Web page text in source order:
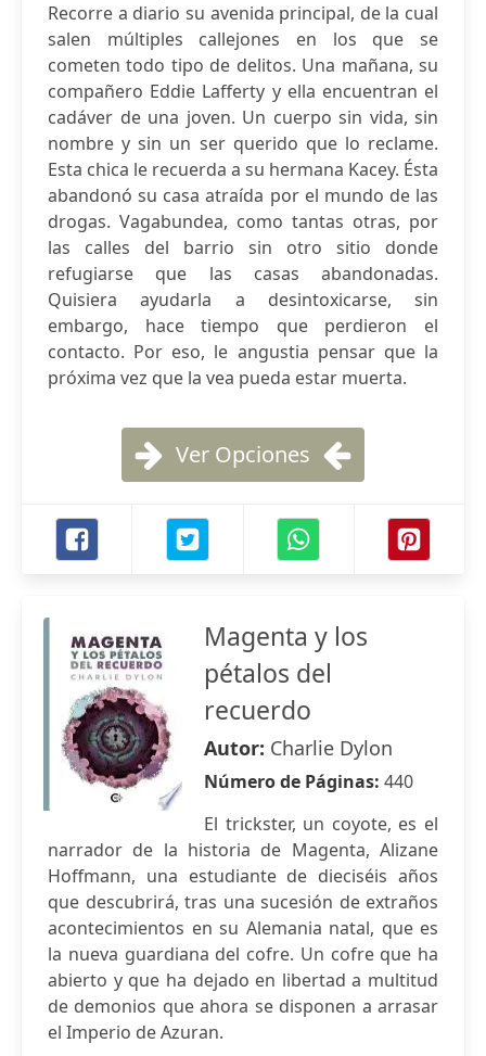
Recorre a diario su avenida principal, de la cual
salen múltiples callejones en los que se
cometen todo tipo de delitos. Una mañana, su
compañero Eddie Lafferty y ella encuentran el
cadáver de una joven. Un cuerpo sin vida, sin
nombre y sin un ser querido que lo reclame.
Esta chica le recuerda a su hermana Kacey. Ésta
abandonó su casa atraída por el mundo de las
drogas. Vagabundea, como tantas otras, por
las calles del barrio sin otro sitio donde
refugiarse que las casas abandonadas.
Quisiera ayudarla a desintoxicarse, sin
embargo, hace tiempo que perdieron el
contacto. Por eso, le angustia pensar que la
próxima vez que la vea pueda estar muerta.
Ver Opciones
Magenta y los
pétalos del
recuerdo
Autor: Charlie Dylon
Número de Páginas: 440
El trickster, un coyote, es el
narrador de la historia de Magenta, Alizane
Hoffmann, una estudiante de dieciséis años
que descubrirá, tras una sucesión de extraños
acontecimientos en su Alemania natal, que es
la nueva guardiana del cofre. Un cofre que ha
abierto y que ha dejado en libertad a multitud
de demonios que ahora se disponen a arrasar
el Imperio de Azuran.